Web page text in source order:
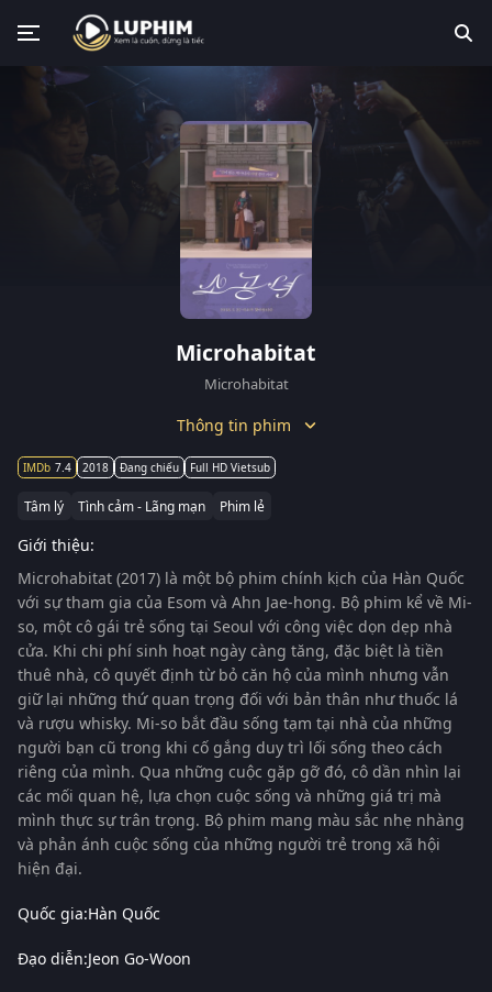
Microhabitat
Microhabitat
Thông tin phim
7.4 2018 Đang chiếu Full HD Vietsub
Tâm lý Tình cảm - Lãng mạn Phim lẻ
Giới thiệu:
Microhabitat (2017) là một bộ phim chính kịch của Hàn Quốc
với sự tham gia của Esom và Ahn Jae-hong. Bộ phim kể về Mi-
so, một cô gái trẻ sống tại Seoul với công việc dọn dẹp nhà
cửa. Khi chi phí sinh hoạt ngày càng tăng, đặc biệt là tiền
thuê nhà, cô quyết định từ bỏ căn hộ của mình nhưng vẫn
giữ lại những thứ quan trọng đối với bản thân như thuốc lá
và rượu whisky. Mi-so bắt đầu sống tạm tại nhà của những
người bạn cũ trong khi cố gắng duy trì lối sống theo cách
riêng của mình. Qua những cuộc gặp gỡ đó, cô dần nhìn lại
các mối quan hệ, lựa chọn cuộc sống và những giá trị mà
mình thực sự trân trọng. Bộ phim mang màu sắc nhẹ nhàng
và phản ánh cuộc sống của những người trẻ trong xã hội
hiện đại.
Quốc gia:Hàn Quốc
Đạo diễn:Jeon Go-Woon